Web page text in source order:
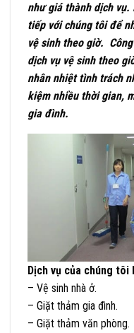
như giá thành dịch vụ.
tiếp với chúng tôi để
vệ sinh theo giờ.
dịch vụ vệ sinh theo
nhân nhiệt tình trách
kiệm nhiều thời gian,
gia đình.
Dịch vụ của chúng tôi
– Vệ sinh nhà ở.
– Giặt thảm gia đình.
– Giặt thảm văn phòng.